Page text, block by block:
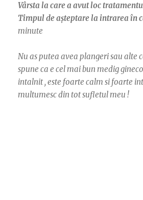
Vârsta la care a avut loc
Timpul de așteptare la intrarea în
minute
Nu as putea avea plangeri sau alte
spune ca e cel mai bun medig
intalnit , este foarte calm si foarte
multumesc din tot sufletul meu !